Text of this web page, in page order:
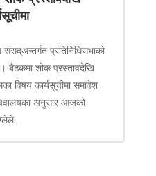
प्रतिनिधिसभाको
शोक प्रस्तावदेखि
विषय कार्यसूचीमा समावेश
अनुसार आजको